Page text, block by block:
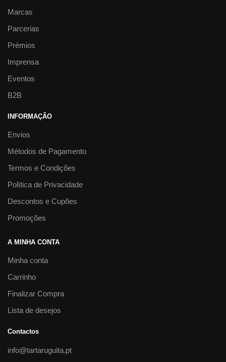
Marcas
Parcerias
Prémios
Imprensa
Eventos
B2B
INFORMAÇÃO
Envios
Métodos de Pagamento
Termos e Condições
Política de Privacidade
Descontos e Cupões
Promoções
A MINHA CONTA
Minha conta
Carrinho
Finalizar Compra
Lista de desejos
Contactos
info@tartaruguita.pt